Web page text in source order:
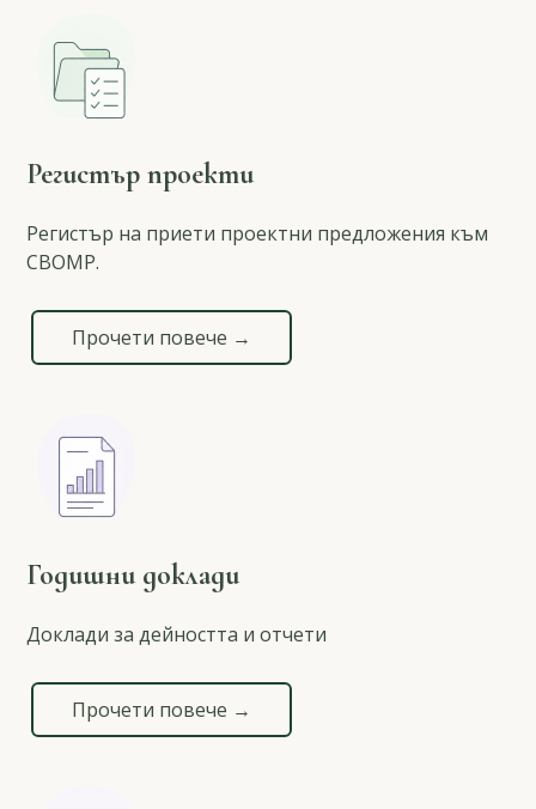
Регистър проекти
Регистър на приети проектни предложения към
СВОМР.
Прочети повече →
Годишни доклади
Доклади за дейността и отчети
Прочети повече →